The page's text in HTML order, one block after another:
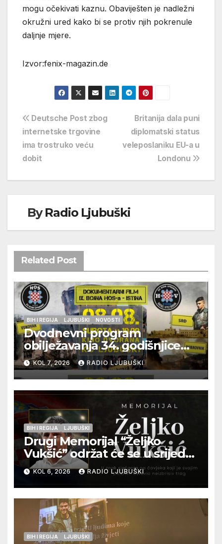
mogu očekivati kaznu. Obaviješten je nadležni
okružni ured kako bi se protiv njih pokrenule
daljnje mjere.
Izvor:fenix-magazin.de
Navigacija
objava
Britanija dala puni
diplomatski status
veleposlaniku EU-a u
Londonu
Deutsche Post zbog
internetske trgovine
ima trostruko veću
dobit
ByRadio Ljubuški
Related Post
BIH I REGIJA LJUBUŠKI NOVOSTI
Dvodnevni program
obilježavanja 34. godišnjice
pogibije generala Blaža
Kraljevića i osmorice
pripadnika HOS-a
KOL 7, 2026 RADIO LJUBUŠKI
BIH I REGIJA LJUBUŠKI
Drugi Memorijal “Željko
Vukšić” održat će se u srijedu
12. kolovoza u Otoku
KOL 6, 2026 RADIO LJUBUŠKI
BIH I REGIJA LJUBUŠKI